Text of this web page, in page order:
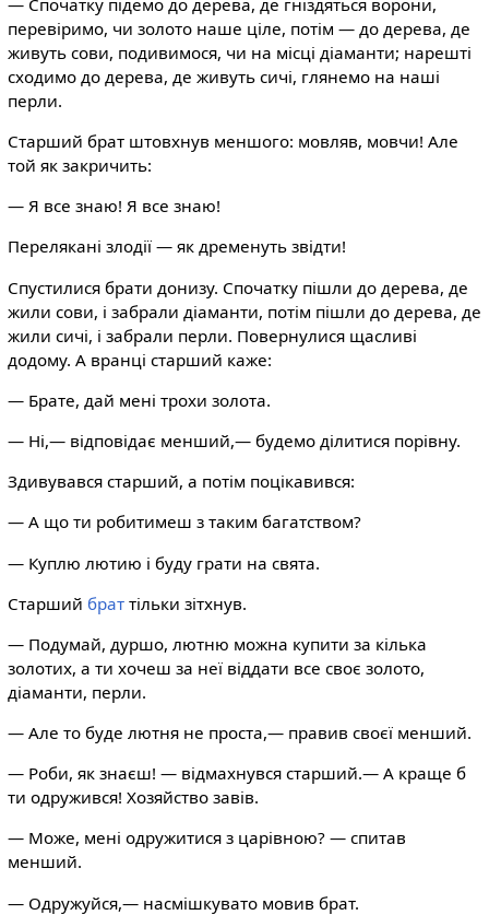
перевіримо, чи золото наше ціле, потім — до дерева, де
живуть сови, подивимося, чи на місці діаманти; нарешті
сходимо до дерева, де живуть сичі, глянемо на наші
перли.
Старший брат штовхнув меншого: мовляв, мовчи! Але
той як закричить:
— Я все знаю! Я все знаю!
Перелякані злодії — як дременуть звідти!
Спустилися брати донизу. Спочатку пішли до дерева, де
жили сови, і забрали діаманти, потім пішли до дерева, де
жили сичі, і забрали перли. Повернулися щасливі
додому. А вранці старший каже:
— Брате, дай мені трохи золота.
— Ні,— відповідає менший,— будемо ділитися порівну.
Здивувався старший, а потім поцікавився:
— А що ти робитимеш з таким багатством?
— Куплю лютию і буду грати на свята.
Старший браттільки зітхнув.
— Подумай, дуршо, лютню можна купити за кілька
золотих, а ти хочеш за неї віддати все своє золото,
діаманти, перли.
— Але то буде лютня не проста,— правив своєї менший.
— Роби, як знаєш! — відмахнувся старший.— А краще б
ти одружився! Хозяйство завів.
— Може, мені одружитися з царівною? — спитав
менший.
— Одружуйся,— насмішкувато мовив брат.